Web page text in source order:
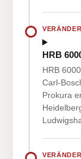
HRB
HRB
Carl-
Prokura